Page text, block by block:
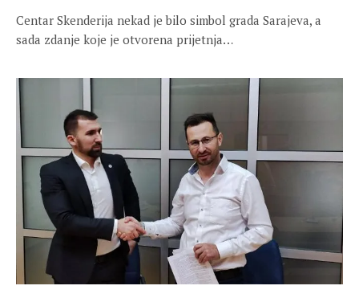
Centar Skenderija nekad je bilo simbol grada Sarajeva, a
sada zdanje koje je otvorena prijetnja…